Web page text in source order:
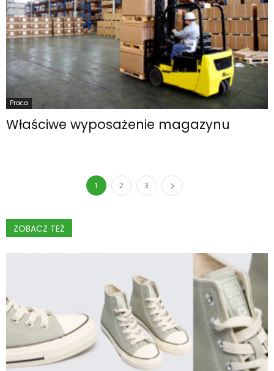
Praca
Właściwe wyposażenie magazynu
1 2 3
ZOBACZ TEŻ